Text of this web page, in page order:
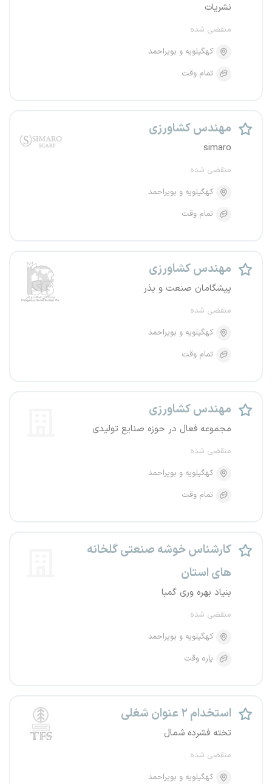
نشریات
منقضی شده
کهگیلویه و بویراحمد
تمام وقت
مهندس کشاورزی
simaro
منقضی شده
کهگیلویه و بویراحمد
تمام وقت
مهندس کشاورزی
پیشگامان صنعت و بذر
منقضی شده
کهگیلویه و بویراحمد
تمام وقت
مهندس کشاورزی
مجموعه فعال در حوزه صنایع تولیدی
منقضی شده
کهگیلویه و بویراحمد
تمام وقت
کارشناس خوشه صنعتی گلخانه
های استان
بنیاد بهره وری گمبا
منقضی شده
کهگیلویه و بویراحمد
پاره وقت
استخدام ۲ عنوان شغلی
تخته فشرده شمال
منقضی شده
کهگیلویه و بویراحمد